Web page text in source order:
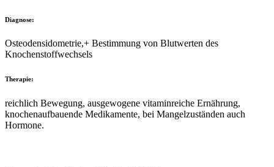
Diagnose:
Osteodensidometrie,+ Bestimmung von Blutwerten des
Knochenstoffwechsels
Therapie:
reichlich Bewegung, ausgewogene vitaminreiche Ernährung,
knochenaufbauende Medikamente, bei Mangelzuständen auch
Hormone.